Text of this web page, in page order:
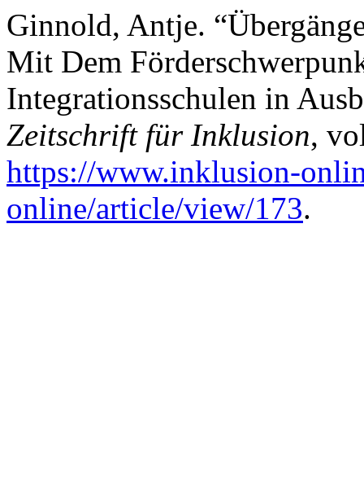
Ginnold, Antje.
Mit Dem
Integrationsschulen in
Zeitschrift für Inklusion,
https://www.inklusion-
online/article/view/173.